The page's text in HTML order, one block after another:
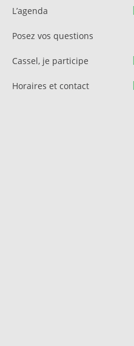
municipale
Contact et Accès
Cimetière
L’agenda
Posez vos questions
Cassel, je participe
Horaires et contact